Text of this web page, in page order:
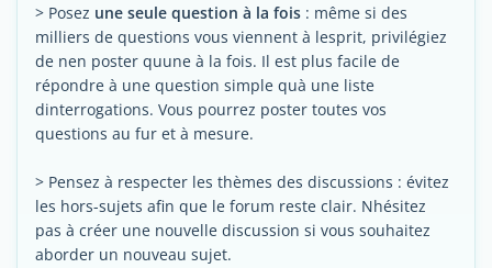
> Posez une seule question à la fois : même si des
milliers de questions vous viennent à lesprit, privilégiez
de nen poster quune à la fois. Il est plus facile de
répondre à une question simple quà une liste
dinterrogations. Vous pourrez poster toutes vos
questions au fur et à mesure.
> Pensez à respecter les thèmes des discussions : évitez
les hors-sujets afin que le forum reste clair. Nhésitez
pas à créer une nouvelle discussion si vous souhaitez
aborder un nouveau sujet.